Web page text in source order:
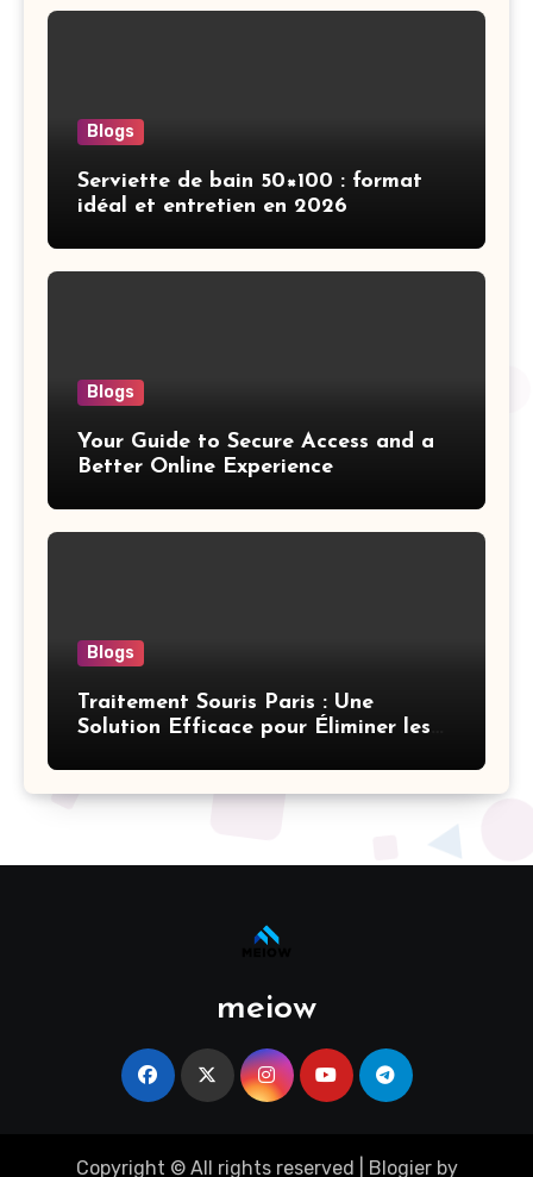
Blogs
Serviette de bain 50×100 : format
idéal et entretien en 2026
Blogs
Your Guide to Secure Access and a
Better Online Experience
Blogs
Traitement Souris Paris : Une
Solution Efficace pour Éliminer les
meiow
Copyright © All rights reserved Blogierby